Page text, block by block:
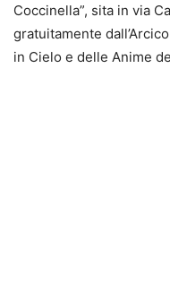
Coccinella”, sita in via
gratuitamente
in Cielo e delle Anime